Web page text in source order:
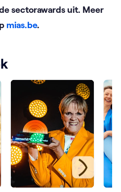
sectorawards uit. Meer
mias.be.